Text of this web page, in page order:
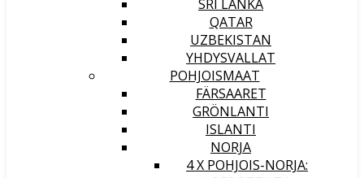
SRI LANKA
QATAR
UZBEKISTAN
YHDYSVALLAT
POHJOISMAAT
FÄRSAARET
GRÖNLANTI
ISLANTI
NORJA
4 X POHJOIS-NORJA: